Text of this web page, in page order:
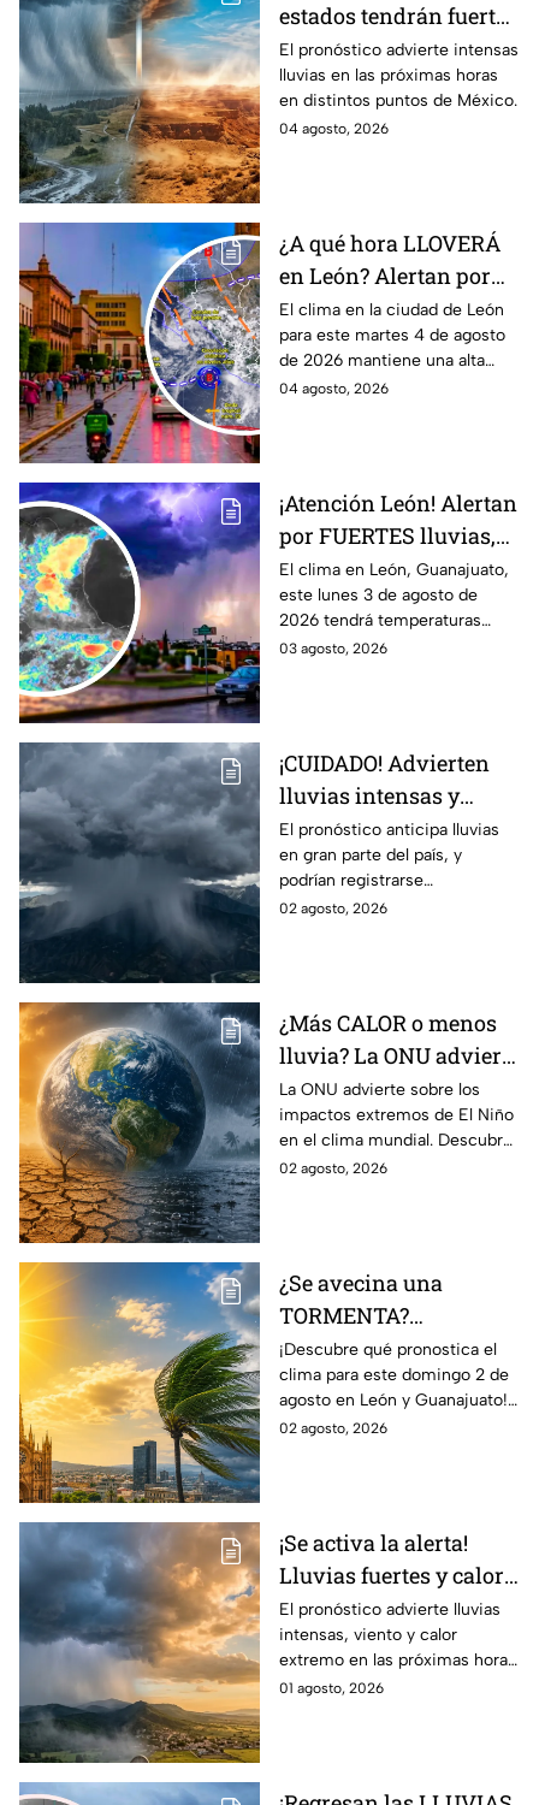
estados tendrán fuertes
precipitaciones;
¿afectará a Guanajuato?
El pronóstico advierte intensas
lluvias en las próximas horas
en distintos puntos de México.
04 agosto, 2026
¿A qué hora LLOVERÁ
en León? Alertan por
ALTA probabilidad de
lluvia HOY martes, por
inestabilidad
atmosférica
El clima en la ciudad de León
para este martes 4 de agosto
de 2026 mantiene una alta
probabilidad de lluvia, de
04 agosto, 2026
¡Atención León! Alertan
por FUERTES lluvias,
tormentas y posible
granizo en Guanajuato
HOY lunes: HORA
EXACTA
El clima en León, Guanajuato,
este lunes 3 de agosto de
2026 tendrá temperaturas
cálidas, posibles lluvias
03 agosto, 2026
¡CUIDADO! Advierten
lluvias intensas y
fuertes rachas de
viento en México;
¿cómo afectará a
Guanajuato?
El pronóstico anticipa lluvias
en gran parte del país, y
podrían registrarse
afectaciones por las
02 agosto, 2026
¿Más CALOR o menos
lluvia? La ONU advierte
por los efectos
EXTREMOS de ‘El Niño’
y que cambiarán el
clima en el mundo
La ONU advierte sobre los
impactos extremos de El Niño
en el clima mundial. Descubre
cómo podría cambiar el clima
02 agosto, 2026
¿Se avecina una
TORMENTA?
Aumentan las
posibilidad de
LLUVIAS FUERTES en
León, Gto., hoy 2 de
¡Descubre qué pronostica el
clima para este domingo 2 de
agosto en León y Guanajuato!
Desde una mañana
02 agosto, 2026
¡Se activa la alerta!
Lluvias fuertes y calor
extremo en gran parte
de México; ¿afectará a
Guanajuato?
El pronóstico advierte lluvias
intensas, viento y calor
extremo en las próximas horas
en gran parte del país.
01 agosto, 2026